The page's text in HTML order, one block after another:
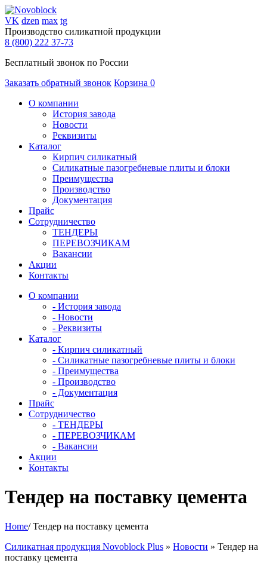
VK dzen max tg
Производство силикатной продукции
8 (800) 222 37-73
Бесплатный звонок по России
Заказать обратный звонок Корзина 0
О компании
История завода
Новости
Реквизиты
Каталог
Кирпич силикатный
Силикатные пазогребневые плиты и блоки
Преимущества
Производство
Документация
Прайс
Сотрудничество
ТЕНДЕРЫ
ПЕРЕВОЗЧИКАМ
Вакансии
Акции
Контакты
О компании
- История завода
- Новости
- Реквизиты
Каталог
- Кирпич силикатный
- Силикатные пазогребневые плиты и блоки
- Преимущества
- Производство
- Документация
Прайс
Сотрудничество
- ТЕНДЕРЫ
- ПЕРЕВОЗЧИКАМ
- Вакансии
Акции
Контакты
Тендер на поставку цемента
Home/Тендер на поставку цемента
Силикатная продукция Novoblock Plus » Новости » Тендер на
поставку цемента